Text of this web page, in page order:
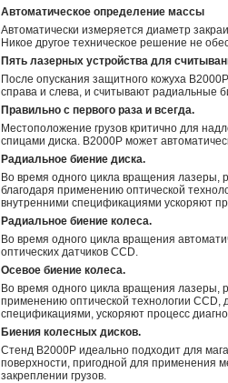
Автоматическое определение массы
Автоматически измеряется диаметр
Никое другое техническое решение не
Пять лазерных устройства для
После опускания защитного кожуха
справа и слева, и считывают радиальные
Правильно с первого раза и всегда.
Местоположение грузов критично для
спицами диска. B2000P может
Радиальное биение диска.
Во время одного цикла вращения лазеры,
благодаря применению оптической
внутренними спецификациями ускоряют
Радиальное биение колеса.
Во время одного цикла вращения
оптических датчиков CCD.
Осевое биение колеса.
Во время одного цикла вращения лазеры,
применению оптической технологии CCD,
спецификациями, ускоряют процесс
Биения колесных дисков.
Стенд B2000P идеально подходит для
поверхности, пригодной для применения
закреплении грузов.